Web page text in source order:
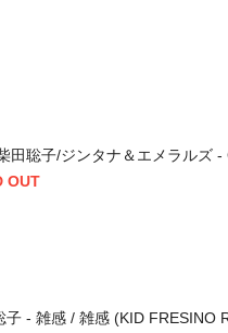
田聡子/ジンタナ＆エメラルズ
OUT
子 - 雑感 / 雑感 (KID FRESINO